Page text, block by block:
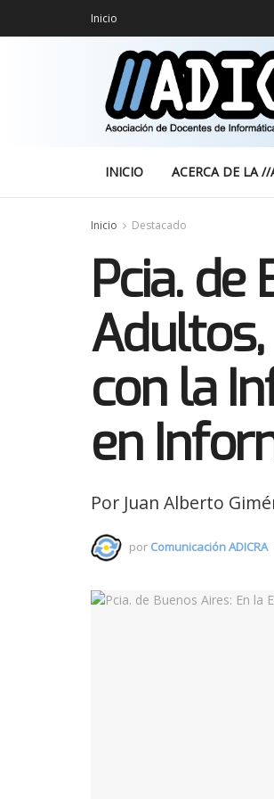
Inicio
INICIO ACERCA DE LA //
Inicio Destacado
Pcia. de
con la
en
Por Juan Alberto
por Comunicación ADICRA